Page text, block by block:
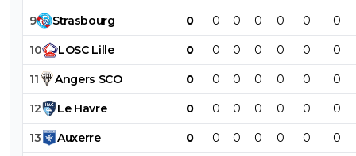
9 Strasbourg 0 0 0 0 0 0 0
10 LOSC Lille 0 0 0 0 0 0 0
11 Angers SCO 0 0 0 0 0 0 0
12 Le Havre 0 0 0 0 0 0 0
13 Auxerre 0 0 0 0 0 0 0